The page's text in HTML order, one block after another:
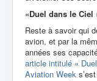
«Duel dans le Ciel
Reste à savoir qui
avion, et par la
années ses
article intitulé «
Aviation Week